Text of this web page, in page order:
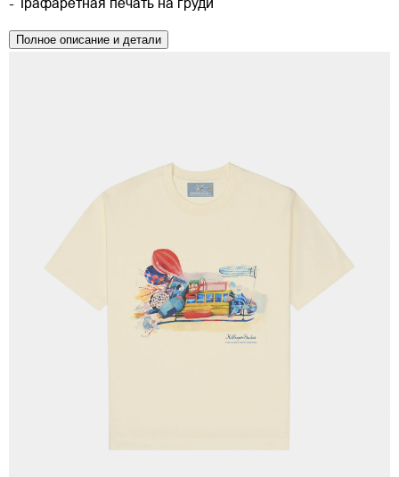
- Трафаретная печать на груди
Полное описание и детали